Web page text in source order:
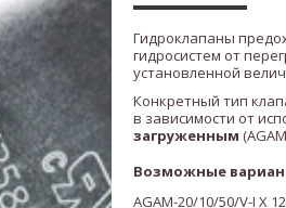
Гидроклапаны
гидросистем от
установленной
Конкретный тип
в зависимости от
загруженным
Возможные
AGAM-20/10/50/V-I X